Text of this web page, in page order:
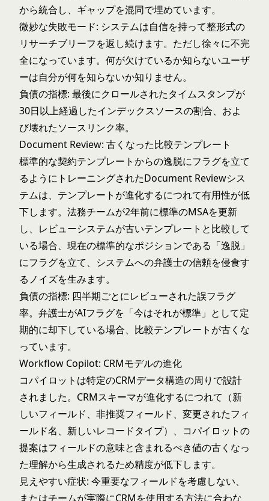
から統合し、ギャップを混同で埋めています。
微妙な失敗モード: システムは自信を持って整形式の
リサーチブリーフを返し続けます。ただし徐々に不完
全になっています。何が欠けているか知らないユーザ
ーは自分が何を知らないか知りません。
負債の指標: 最後にクロールされたタイムスタンプが
30日以上経過したインデックスソースの割合、およ
び壊れたソースリンク率。
Document Review: 古くなった比較テンプレート
標準的な契約テンプレートからの逸脱にフラグを立て
るようにトレーニングされたDocument Reviewシス
テムは、テンプレートが進化するにつれて有用性が低
下します。法務チームが2年前に標準のMSAを更新
し、レビューシステムが古いテンプレートと比較して
いる場合、現在の標準的なポジションである「逸脱」
にフラグを立て、システムへの弁護士の信頼を侵食す
るノイズを生みます。
負債の指標: 四半期ごとにレビューされた誤フラグ
率。弁護士がAIフラグを「今はそれが標準」として定
期的に却下している場合、比較テンプレートが古くな
っています。
Workflow Copilot: CRMモデルの進化
コパイロットは特定のCRMデータ構造の周りで設計
されました。CRMスキーマが進化するにつれて（新
しいフィールド、非推奨フィールド、変更されたフィ
ールド名、新しいレコードタイプ）、コパイロットの
提案はフィールドの意味と含まれるべき値の古くなっ
た理解から生成されるため精度が低下します。
見えやすい症状: 今重要なフィールドを考慮しない、
またはチームが実際にCRMを使用する方法に合わな